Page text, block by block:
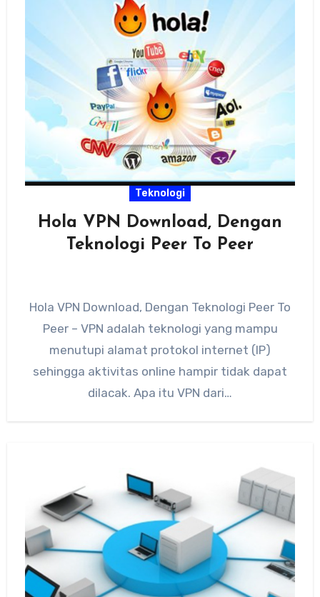
Teknologi
Hola VPN Download, Dengan
Teknologi Peer To Peer
Hola VPN Download, Dengan Teknologi Peer To
Peer – VPN adalah teknologi yang mampu
menutupi alamat protokol internet (IP)
sehingga aktivitas online hampir tidak dapat
dilacak. Apa itu VPN dari…